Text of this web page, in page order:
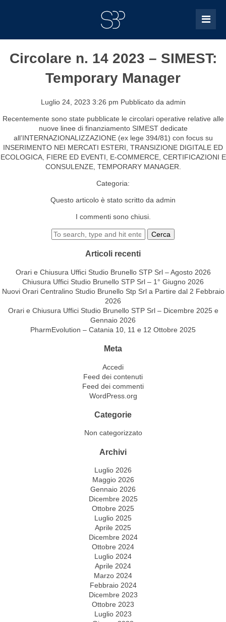
Circolare n. 14 2023 – SIMEST:
Temporary Manager
Luglio 24, 2023 3:26 pm Pubblicato da admin
Recentemente sono state pubblicate le circolari operative relative alle
nuove linee di finanziamento SIMEST dedicate
all’INTERNAZIONALIZZAZIONE (ex lege 394/81) con focus su
INSERIMENTO NEI MERCATI ESTERI, TRANSIZIONE DIGITALE ED
ECOLOGICA, FIERE ED EVENTI, E-COMMERCE, CERTIFICAZIONI E
CONSULENZE, TEMPORARY MANAGER.
Categoria:
Questo articolo è stato scritto da admin
I commenti sono chiusi.
Cerca
Articoli recenti
Orari e Chiusura Uffici Studio Brunello STP Srl – Agosto 2026
Chiusura Uffici Studio Brunello STP Srl – 1° Giugno 2026
Nuovi Orari Centralino Studio Brunello Stp Srl a Partire dal 2 Febbraio
2026
Orari e Chiusura Uffici Studio Brunello STP Srl – Dicembre 2025 e
Gennaio 2026
PharmEvolution – Catania 10, 11 e 12 Ottobre 2025
Meta
Accedi
Feed dei contenuti
Feed dei commenti
WordPress.org
Categorie
Non categorizzato
Archivi
Luglio 2026
Maggio 2026
Gennaio 2026
Dicembre 2025
Ottobre 2025
Luglio 2025
Aprile 2025
Dicembre 2024
Ottobre 2024
Luglio 2024
Aprile 2024
Marzo 2024
Febbraio 2024
Dicembre 2023
Ottobre 2023
Luglio 2023